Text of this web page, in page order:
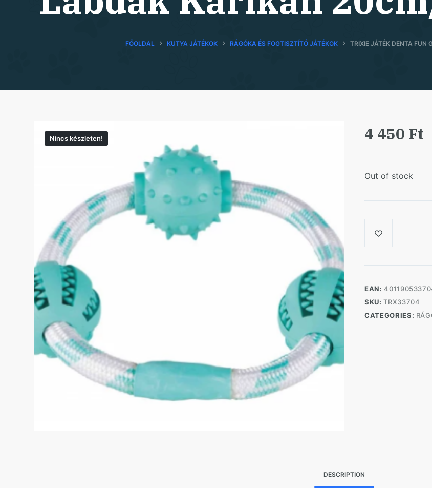
FŐOLDAL KUTYA JÁTÉKOK RÁGÓKA ÉS FOGTISZTÍTÓ JÁTÉKOK TRIXIE JÁTÉK DENTA
Nincs készleten! 4 450 Ft
Out of stock
EAN:
SKU:TRX33704
CATEGORIES:
DESCRIPTION